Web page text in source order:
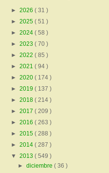
► 2026 ( 31 )
► 2025 ( 51 )
► 2024 ( 58 )
► 2023 ( 70 )
► 2022 ( 85 )
► 2021 ( 94 )
► 2020 ( 174 )
► 2019 ( 137 )
► 2018 ( 214 )
► 2017 ( 209 )
► 2016 ( 263 )
► 2015 ( 288 )
► 2014 ( 287 )
▼ 2013 ( 549 )
►diciembre( 36 )